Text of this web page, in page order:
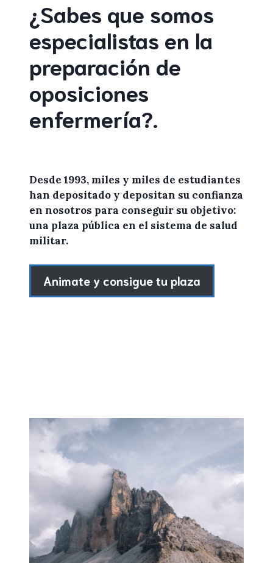
¿Sabes que somos
especialistas en la
preparación de
oposiciones
enfermería?.
Desde 1993, miles y miles de estudiantes
han depositado y depositan su confianza
en nosotros para conseguir su objetivo:
una plaza pública en el sistema de salud
militar.
Animate y consigue tu plaza